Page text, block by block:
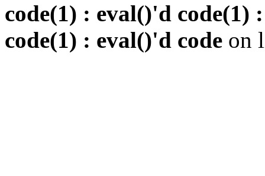
code(1) : eval()'d code(1)
code(1) : eval()'d code on